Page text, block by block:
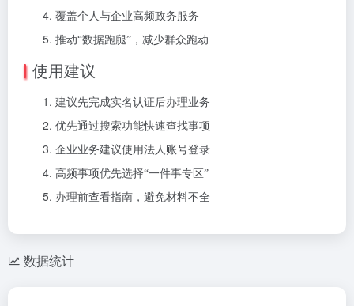
覆盖个人与企业高频政务服务
推动“数据跑腿”，减少群众跑动
使用建议
建议先完成实名认证后办理业务
优先通过搜索功能快速查找事项
企业业务建议使用法人账号登录
高频事项优先选择“一件事专区”
办理前查看指南，避免材料不全
数据统计